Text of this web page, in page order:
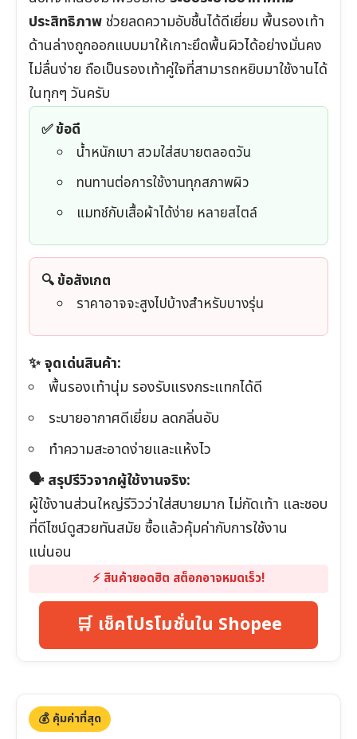
ประสิทธิภาพช่วยลดความอับชื้นได้ดีเยี่ยม พื้นรองเท้า
ด้านล่างถูกออกแบบมาให้เกาะยึดพื้นผิวได้อย่างมั่นคง
ไม่ลื่นง่าย ถือเป็นรองเท้าคู่ใจที่สามารถหยิบมาใช้งานได้
ในทุกๆ วันครับ
✅ ข้อดี
น้ำหนักเบา สวมใส่สบายตลอดวัน
ทนทานต่อการใช้งานทุกสภาพผิว
แมทช์กับเสื้อผ้าได้ง่าย หลายสไตล์
🔍 ข้อสังเกต
ราคาอาจจะสูงไปบ้างสำหรับบางรุ่น
✨ จุดเด่นสินค้า:
พื้นรองเท้านุ่ม รองรับแรงกระแทกได้ดี
ระบายอากาศดีเยี่ยม ลดกลิ่นอับ
ทำความสะอาดง่ายและแห้งไว
🗣️ สรุปรีวิวจากผู้ใช้งานจริง:
ผู้ใช้งานส่วนใหญ่รีวิวว่าใส่สบายมาก ไม่กัดเท้า และชอบ
ที่ดีไซน์ดูสวยทันสมัย ซื้อแล้วคุ้มค่ากับการใช้งาน
แน่นอน
⚡️ สินค้ายอดฮิต สต็อกอาจหมดเร็ว!
🛒 เช็คโปรโมชั่นใน Shopee
💰 คุ้มค่าที่สุด